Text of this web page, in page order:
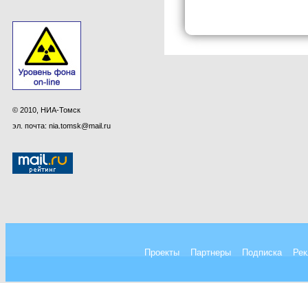
© 2010, НИА-Томск
эл. почта: nia.tomsk@mail.ru
Проекты Партнеры Подписка